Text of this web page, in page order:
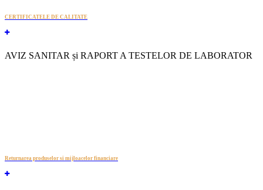
CERTIFICATELE DE CALITATE
AVIZ SANITAR și RAPORT A TESTELOR DE LABORATOR
Returnarea produselor si mijloacelor financiare